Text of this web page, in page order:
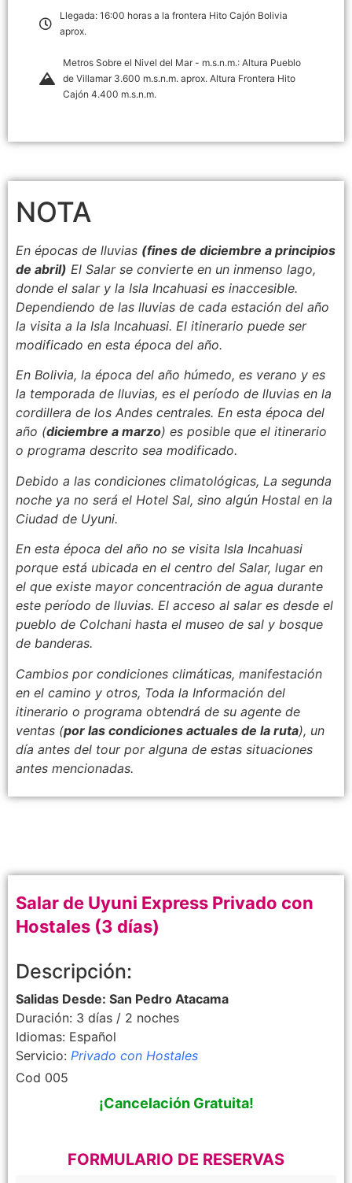
Llegada: 16:00 horas a la frontera Hito Cajón Bolivia
aprox.
Metros Sobre el Nivel del Mar - m.s.n.m.: Altura Pueblo
de Villamar 3.600 m.s.n.m. aprox. Altura Frontera Hito
Cajón 4.400 m.s.n.m.
NOTA
En épocas de lluvias (fines de diciembre a principios
de abril) El Salar se convierte en un inmenso lago,
donde el salar y la Isla Incahuasi es inaccesible.
Dependiendo de las lluvias de cada estación del año
la visita a la Isla Incahuasi. El itinerario puede ser
modificado en esta época del año.
En Bolivia, la época del año húmedo, es verano y es
la temporada de lluvias, es el período de lluvias en la
cordillera de los Andes centrales. En esta época del
año (diciembre a marzo) es posible que el itinerario
o programa descrito sea modificado.
Debido a las condiciones climatológicas, La segunda
noche ya no será el Hotel Sal, sino algún Hostal en la
Ciudad de Uyuni.
En esta época del año no se visita Isla Incahuasi
porque está ubicada en el centro del Salar, lugar en
el que existe mayor concentración de agua durante
este período de lluvias. El acceso al salar es desde el
pueblo de Colchani hasta el museo de sal y bosque
de banderas.
Cambios por condiciones climáticas, manifestación
en el camino y otros, Toda la Información del
itinerario o programa obtendrá de su agente de
ventas (por las condiciones actuales de la ruta), un
día antes del tour por alguna de estas situaciones
antes mencionadas.
Salar de Uyuni Express Privado con
Hostales (3 días)
Descripción:
Salidas Desde: San Pedro Atacama
Duración: 3 días / 2 noches
Idiomas: Español
Servicio: Privado con Hostales
Cod 005
¡Cancelación Gratuita!
FORMULARIO DE RESERVAS